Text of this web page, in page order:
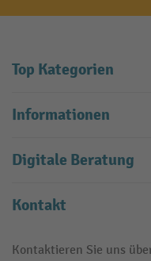
Top Kategorien
Informationen
Digitale Beratung
Kontakt
Kontaktieren Sie uns